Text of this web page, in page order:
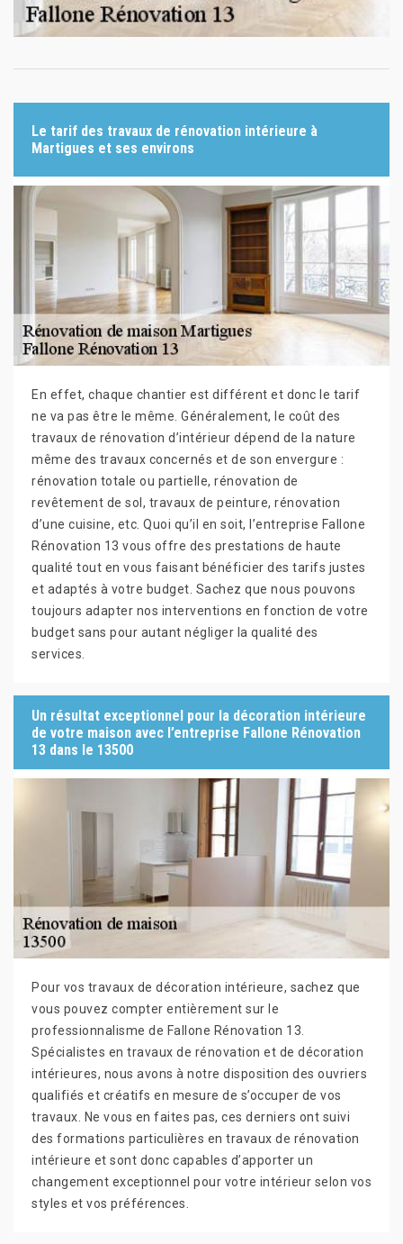
Le tarif des travaux de rénovation intérieure à
Martigues et ses environs
En effet, chaque chantier est différent et donc le tarif
ne va pas être le même. Généralement, le coût des
travaux de rénovation d’intérieur dépend de la nature
même des travaux concernés et de son envergure :
rénovation totale ou partielle, rénovation de
revêtement de sol, travaux de peinture, rénovation
d’une cuisine, etc. Quoi qu’il en soit, l’entreprise Fallone
Rénovation 13 vous offre des prestations de haute
qualité tout en vous faisant bénéficier des tarifs justes
et adaptés à votre budget. Sachez que nous pouvons
toujours adapter nos interventions en fonction de votre
budget sans pour autant négliger la qualité des
services.
Un résultat exceptionnel pour la décoration intérieure
de votre maison avec l’entreprise Fallone Rénovation
13 dans le 13500
Pour vos travaux de décoration intérieure, sachez que
vous pouvez compter entièrement sur le
professionnalisme de Fallone Rénovation 13.
Spécialistes en travaux de rénovation et de décoration
intérieures, nous avons à notre disposition des ouvriers
qualifiés et créatifs en mesure de s’occuper de vos
travaux. Ne vous en faites pas, ces derniers ont suivi
des formations particulières en travaux de rénovation
intérieure et sont donc capables d’apporter un
changement exceptionnel pour votre intérieur selon vos
styles et vos préférences.